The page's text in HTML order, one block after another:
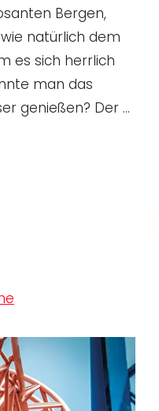
Bergen,
natürlich dem
es sich herrlich
man das
genießen? Der …